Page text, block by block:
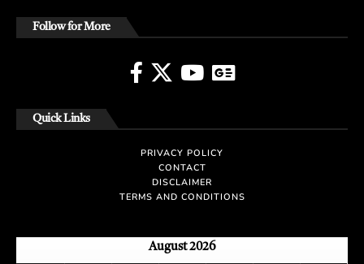
Follow for More
Quick Links
PRIVACY POLICY
CONTACT
DISCLAIMER
TERMS AND CONDITIONS
August 2026